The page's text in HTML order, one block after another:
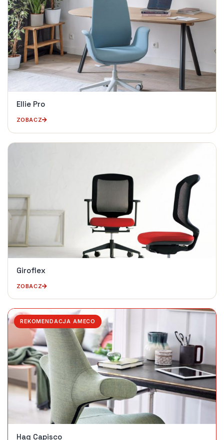
Ellie Pro
ZOBACZ
Giroflex
ZOBACZ
REKOMENDACJA AMECO
Hag Capisco